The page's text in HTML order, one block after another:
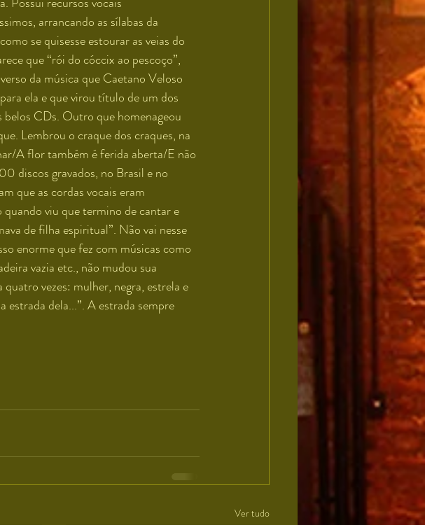
arrancando as sílabas da
se quisesse estourar as veias do
que “rói do cóccix ao pescoço”,
da música que Caetano Veloso
ela e que virou título de um dos
belos CDs. Outro que homenageou
Lembrou o craque dos craques, na
A flor também é ferida aberta/E não
discos gravados, no Brasil e no
que as cordas vocais eram
viu que termino de cantar e
de filha espiritual”. Não vai nesse
enorme que fez com músicas como
vazia etc., não mudou sua
vezes: mulher, negra, estrela e
dela...”. A estrada sempre
Ver tudo